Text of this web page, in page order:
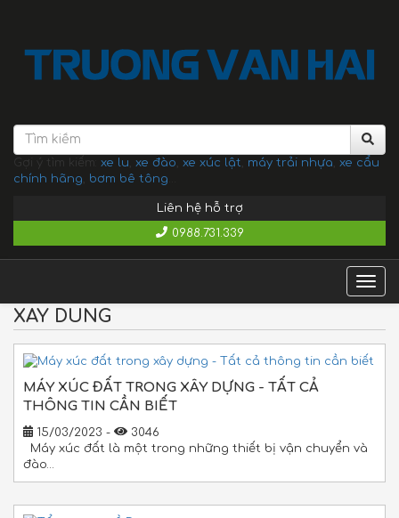
Gợi ý tìm kiếm: xe lu xe đào xe xúc lật máy trải nhựa xe cẩu
chính hãng
bơm bê tông
Liên hệ hỗ trợ
0988.731.339
XAY DUNG
MÁY XÚC ĐẤT TRONG XÂY DỰNG - TẤT CẢ
THÔNG TIN CẦN BIẾT
15/03/2023 -
3046
Máy xúc đất là một trong những thiết bị vận chuyển và
đào…